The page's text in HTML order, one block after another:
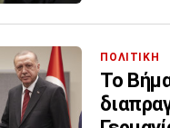
ΠΟΛΙΤΙΚΗ
Το